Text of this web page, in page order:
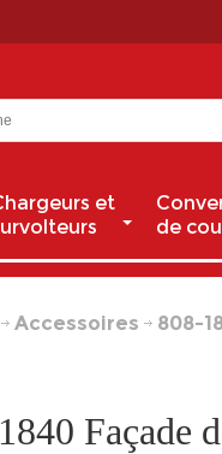
et
de
Accessoires 808-
Façade